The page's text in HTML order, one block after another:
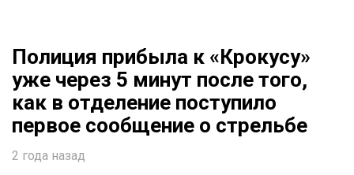
Полиция прибыла к «Крокусу»
уже через 5 минут после того,
как в отделение поступило
первое сообщение о стрельбе
2 года назад